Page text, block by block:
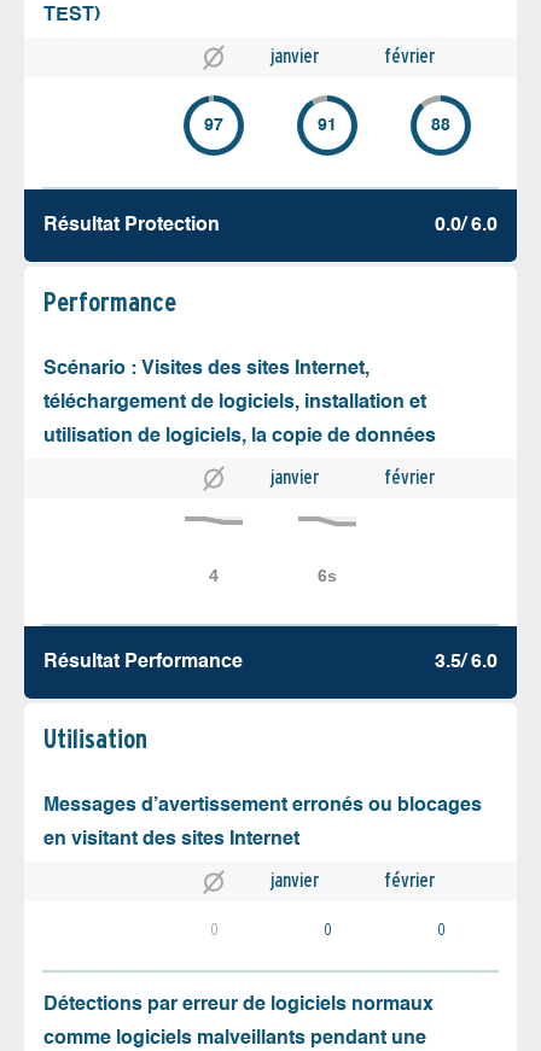
TEST)
janvier février
97 91 88
Résultat Protection 0.0/ 6.0
Performance
Scénario : Visites des sites Internet,
téléchargement de logiciels, installation et
utilisation de logiciels, la copie de données
janvier février
Résultat Performance 3.5/ 6.0
Utilisation
Messages d’avertissement erronés ou blocages
en visitant des sites Internet
janvier février
0 0 0
Détections par erreur de logiciels normaux
comme logiciels malveillants pendant une